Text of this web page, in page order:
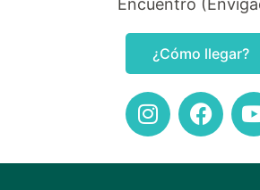
Encuentro
¿Cómo llegar?